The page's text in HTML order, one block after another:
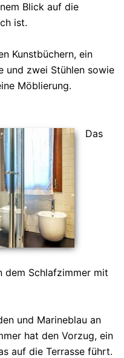
Blick auf die
ist.
Kunstbüchern, ein
und zwei Stühlen sowie
Möblierung.
Das
dem Schlafzimmer mit
und Marineblau an
hat den Vorzug, ein
auf die Terrasse führt.